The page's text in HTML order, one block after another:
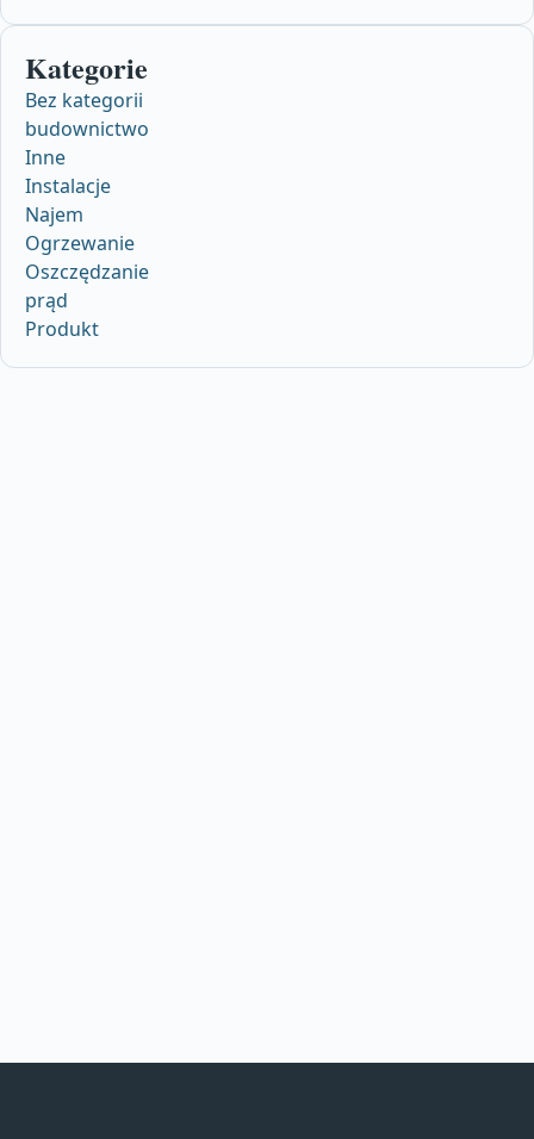
Kategorie
Bez kategorii
budownictwo
Inne
Instalacje
Najem
Ogrzewanie
Oszczędzanie
prąd
Produkt